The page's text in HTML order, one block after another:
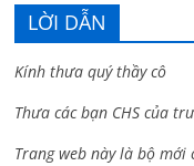
LỜI DẪN
Kính thưa quý thầy cô
Thưa các bạn CHS của
Trang web này là bộ